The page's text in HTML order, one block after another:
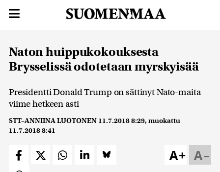
Naton huippukokouksesta
Brysselissä odotetaan myrskyisää
Presidentti Donald Trump on sättinyt Nato-maita
viime hetkeen asti
STT–ANNIINA LUOTONEN 11.7.2018 8:29, muokattu
11.7.2018 8:41
A–
A+